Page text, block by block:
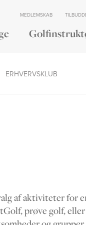
MEDLEMSKAB
ERHVERVSKLUB
af aktiviteter for
prøve golf, eller